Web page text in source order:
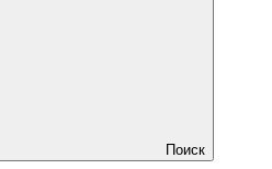
Поиск